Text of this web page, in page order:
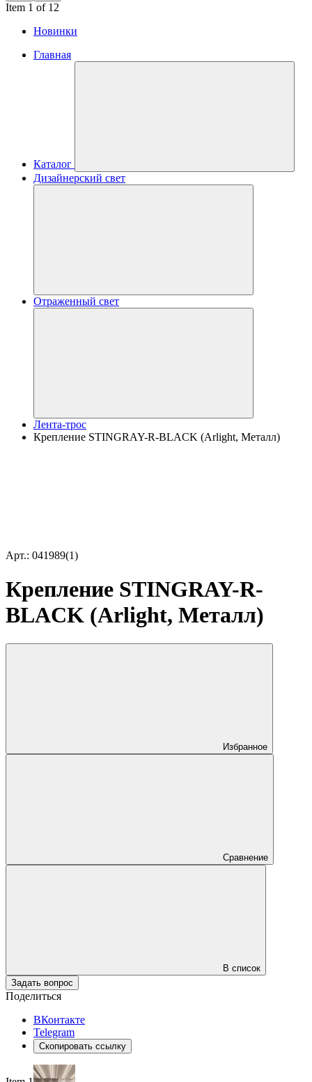
Item 1 of 12
Новинки
Главная
Каталог
Дизайнерский свет
Отраженный свет
Лента-трос
Крепление STINGRAY-R-BLACK (Arlight, Металл)
Арт.: 041989(1)
Крепление STINGRAY-R-
BLACK (Arlight, Металл)
Избранное
Сравнение
В список
Задать вопрос
Поделиться
ВКонтакте
Telegram
Скопировать ссылку